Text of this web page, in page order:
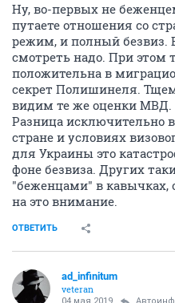
Ну, во-первых не
путаете отношения со
режим, и полный безвиз.
смотреть надо. При этом
положительна в
секрет Полишинеля.
видим те же оценки МВД.
Разница исключительно
стране и условиях
для Украины это
фоне безвиза. Других
"беженцами" в кавычках,
на это внимание.
ОТВЕТИТЬ
ad_infinitum
veteran